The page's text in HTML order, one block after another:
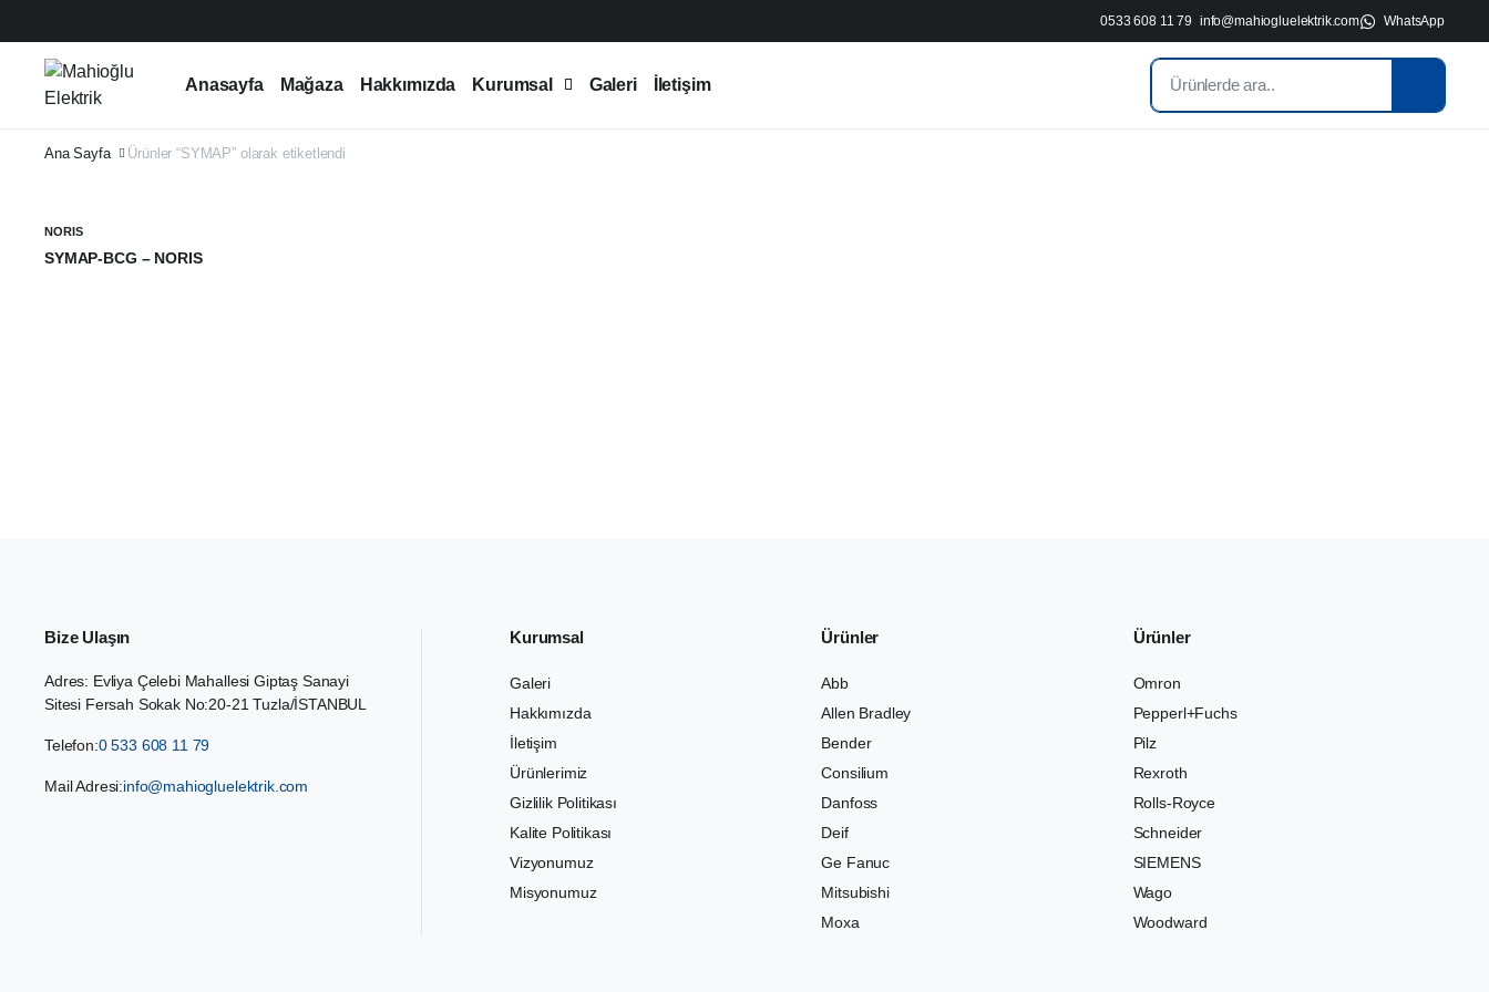
0533 608 11 79 info@mahiogluelektrik.com WhatsApp
Anasayfa Mağaza Hakkımızda Kurumsal Galeri İletişim
Ana Sayfa Ürünler “SYMAP” olarak etiketlendi
NORIS
SYMAP-BCG – NORIS
Bize Ulaşın
Adres: Evliya Çelebi Mahallesi Giptaş Sanayi
Sitesi Fersah Sokak No:20-21 Tuzla/İSTANBUL
Telefon:0 533 608 11 79
Mail Adresi:info@mahiogluelektrik.com
Kurumsal
Galeri
Hakkımızda
İletişim
Ürünlerimiz
Gizlilik Politikası
Kalite Politikası
Vizyonumuz
Misyonumuz
Ürünler
Abb
Allen Bradley
Bender
Consilium
Danfoss
Deif
Ge Fanuc
Mitsubishi
Moxa
Ürünler
Omron
Pepperl+Fuchs
Pilz
Rexroth
Rolls-Royce
Schneider
SIEMENS
Wago
Woodward